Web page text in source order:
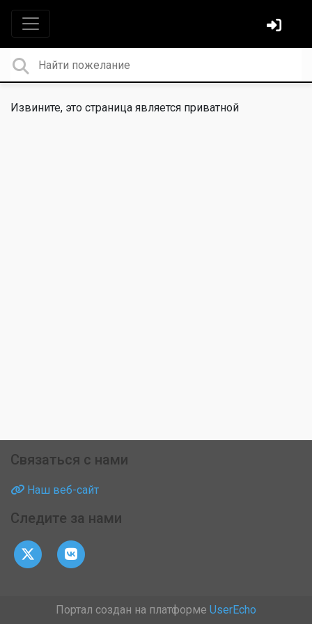
Извините, это страница является приватной
Связаться с нами
Наш веб-сайт
Следите за нами
Портал создан на платформе UserEcho